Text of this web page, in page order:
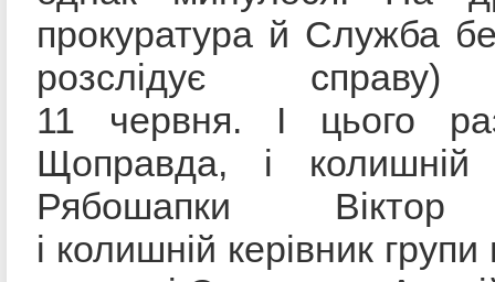
прокуратура й Служба
розслідує
11 червня. І цього
Щоправда, і колишній
Рябошапки Віктор
і колишній керівник групи